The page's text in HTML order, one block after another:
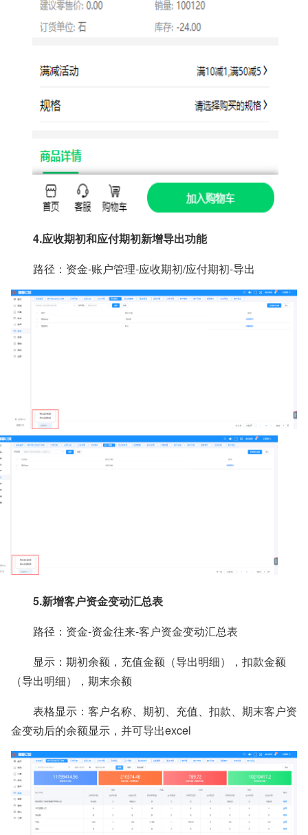
4.应收期初和应付期初新增导出功能
路径：资金-账户管理-应收期初/应付期初-导出
5.新增客户资金变动汇总表
路径：资金-资金往来-客户资金变动汇总表
显示：期初余额，充值金额（导出明细），扣款金额
（导出明细），期末余额
表格显示：客户名称、期初、充值、扣款、期末客户资
金变动后的余额显示，并可导出excel